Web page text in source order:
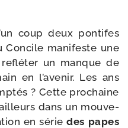
coup deux pon­tifes
Concile mani­feste une
un manque de
en l’a­ve­nir. Les ans
? Cette pro­chaine
dans un mou­ve­
en sériedes papes